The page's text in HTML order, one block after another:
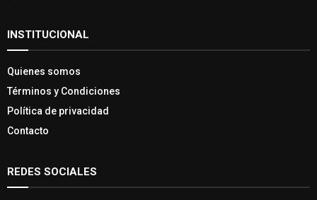
INSTITUCIONAL
Quienes somos
Términos y Condiciones
Política de privacidad
Contacto
REDES SOCIALES